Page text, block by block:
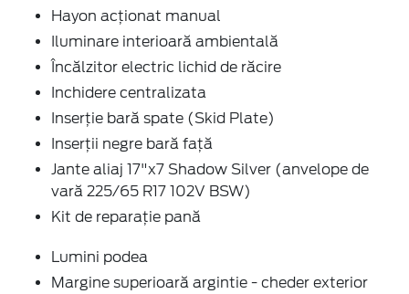
Hayon acționat manual
Iluminare interioară ambientală
Încălzitor electric lichid de răcire
Inchidere centralizata
Inserție bară spate (Skid Plate)
Inserții negre bară față
Jante aliaj 17"x7 Shadow Silver (anvelope de
vară 225/65 R17 102V BSW)
Kit de reparație pană
Lumini podea
Margine superioară argintie - cheder exterior